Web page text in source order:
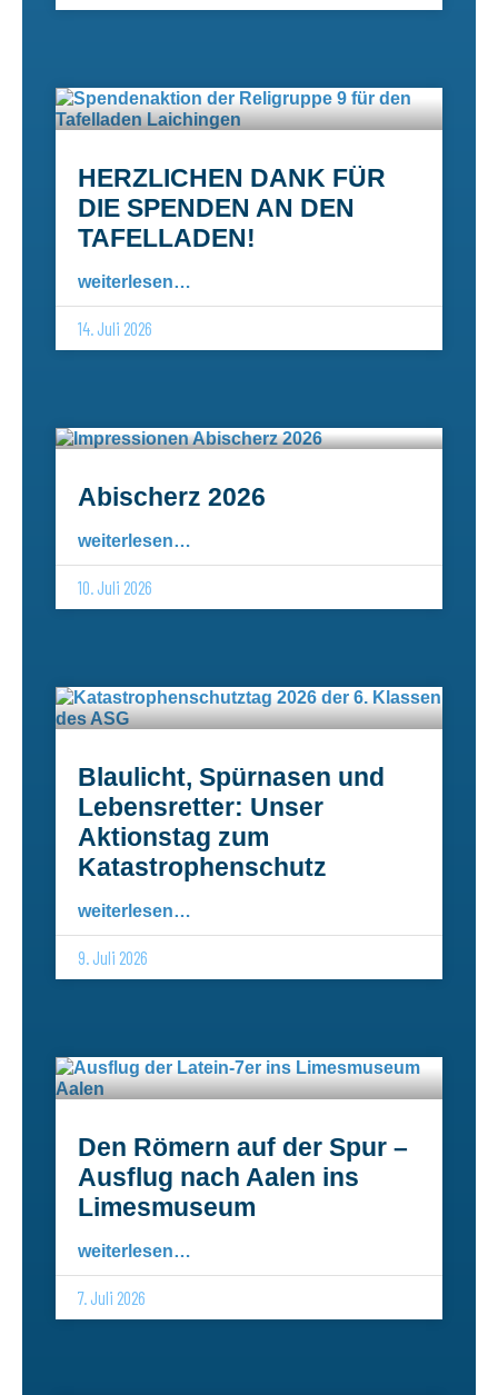
HERZLICHEN DANK FÜR
DIE SPENDEN AN DEN
TAFELLADEN!
weiterlesen…
14. Juli 2026
Abischerz 2026
weiterlesen…
10. Juli 2026
Blaulicht, Spürnasen und
Lebensretter: Unser
Aktionstag zum
Katastrophenschutz
weiterlesen…
9. Juli 2026
Den Römern auf der Spur –
Ausflug nach Aalen ins
Limesmuseum
weiterlesen…
7. Juli 2026